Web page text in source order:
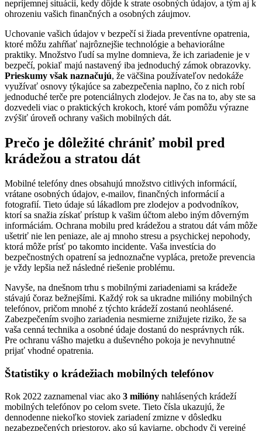
nepríjemnej situácii, kedy dôjde k strate osobných údajov, a tým aj k
ohrozeniu vašich finančných a osobných záujmov.
Uchovanie vašich údajov v bezpečí si žiada preventívne opatrenia,
ktoré môžu zahŕňať najrôznejšie technológie a behaviorálne
praktiky. Množstvo ľudí sa mylne domnieva, že ich zariadenie je v
bezpečí, pokiaľ majú nastavený iba jednoduchý zámok obrazovky.
Prieskumy však naznačujú, že väčšina používateľov nedokáže
využívať osnovy týkajúce sa zabezpečenia naplno, čo z nich robí
jednoduché terče pre potenciálnych zlodejov. Je čas na to, aby ste sa
dozvedeli viac o praktických krokoch, ktoré vám pomôžu výrazne
zvýšiť úroveň ochrany vašich mobilných dát.
Prečo je dôležité chrániť mobil pred
krádežou a stratou dát
Mobilné telefóny dnes obsahujú množstvo citlivých informácií,
vrátane osobných údajov, e-mailov, finančných informácií a
fotografií. Tieto údaje sú lákadlom pre zlodejov a podvodníkov,
ktorí sa snažia získať prístup k vašim účtom alebo iným dôverným
informáciám. Ochrana mobilu pred krádežou a stratou dát vám môže
ušetriť nie len peniaze, ale aj mnoho stresu a psychickej nepohody,
ktorá môže prísť po takomto incidente. Vaša investícia do
bezpečnostných opatrení sa jednoznačne vypláca, pretože prevencia
je vždy lepšia než následné riešenie problému.
Navyše, na dnešnom trhu s mobilnými zariadeniami sa krádeže
stávajú čoraz bežnejšími. Každý rok sa ukradne milióny mobilných
telefónov, pričom mnohé z týchto krádeží zostanú neohlásené.
Zabezpečením svojho zariadenia nesmierne znižujete riziko, že sa
vaša cenná technika a osobné údaje dostanú do nesprávnych rúk.
Pre ochranu vášho majetku a duševného pokoja je nevyhnutné
prijať vhodné opatrenia.
Štatistiky o krádežiach mobilných telefónov
Rok 2022 zaznamenal viac ako 3 milióny nahlásených krádeží
mobilných telefónov po celom svete. Tieto čísla ukazujú, že
dennodenne niekoľko stoviek zariadení zmizne v dôsledku
nezabezpečených priestorov, ako sú kaviarne, obchody či verejné